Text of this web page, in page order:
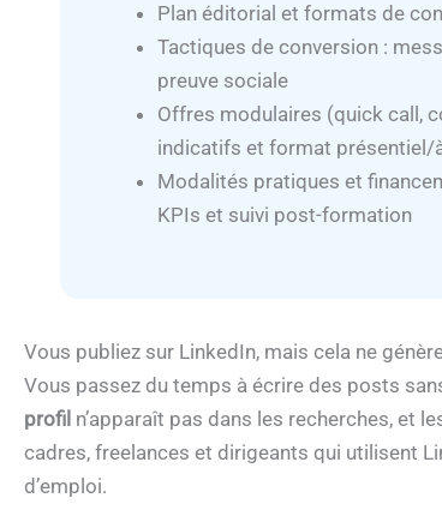
Plan éditorial et formats de
Tactiques de conversion :
preuve sociale
Offres modulaires (quick call,
indicatifs et format présentiel/
Modalités pratiques et
KPIs et suivi post-formation
Vous publiez sur LinkedIn, mais cela ne
Vous passez du temps à écrire des posts
profil n’apparaît pas dans les recherches, et
cadres, freelances et dirigeants qui utilisent
d’emploi.